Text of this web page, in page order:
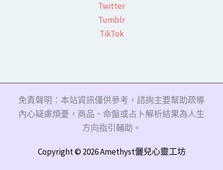
​Twitter
Tumblr
TikTok
免責聲明：本站資訊僅供參考，諮詢主要幫助疏導
內心疑慮煩憂，商品、命盤或占卜解析結果為人生
方向指引輔助。
Copyright © 2026 Amethyst儷兒心靈工坊